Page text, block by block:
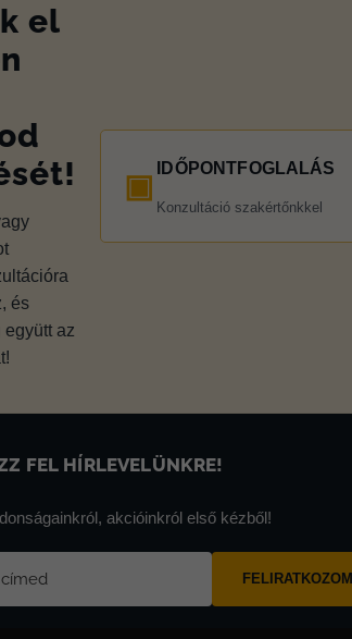
el
és
az
▣ IDŐPONTFOGLALÁS
Konzultáció szakértőnkkel
FEL HÍRLEVELÜNKRE!
akcióinkról első kézből!
FELIRATKOZOM